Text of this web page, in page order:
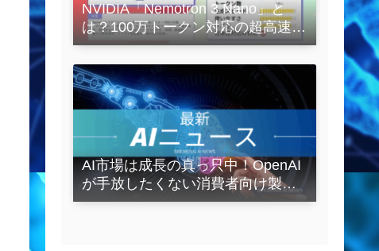
NVIDIA「Nemotron 3 Nano」と
は？100万トークン対応の超高速
LLMを徹底解説
AI市場は成長の真っ只中！OpenAI
が手放したくない消費者向け製品
とは？